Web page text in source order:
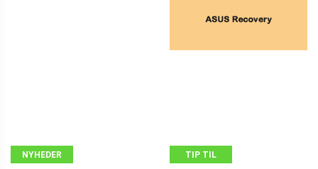
NYHEDER
TIP TIL